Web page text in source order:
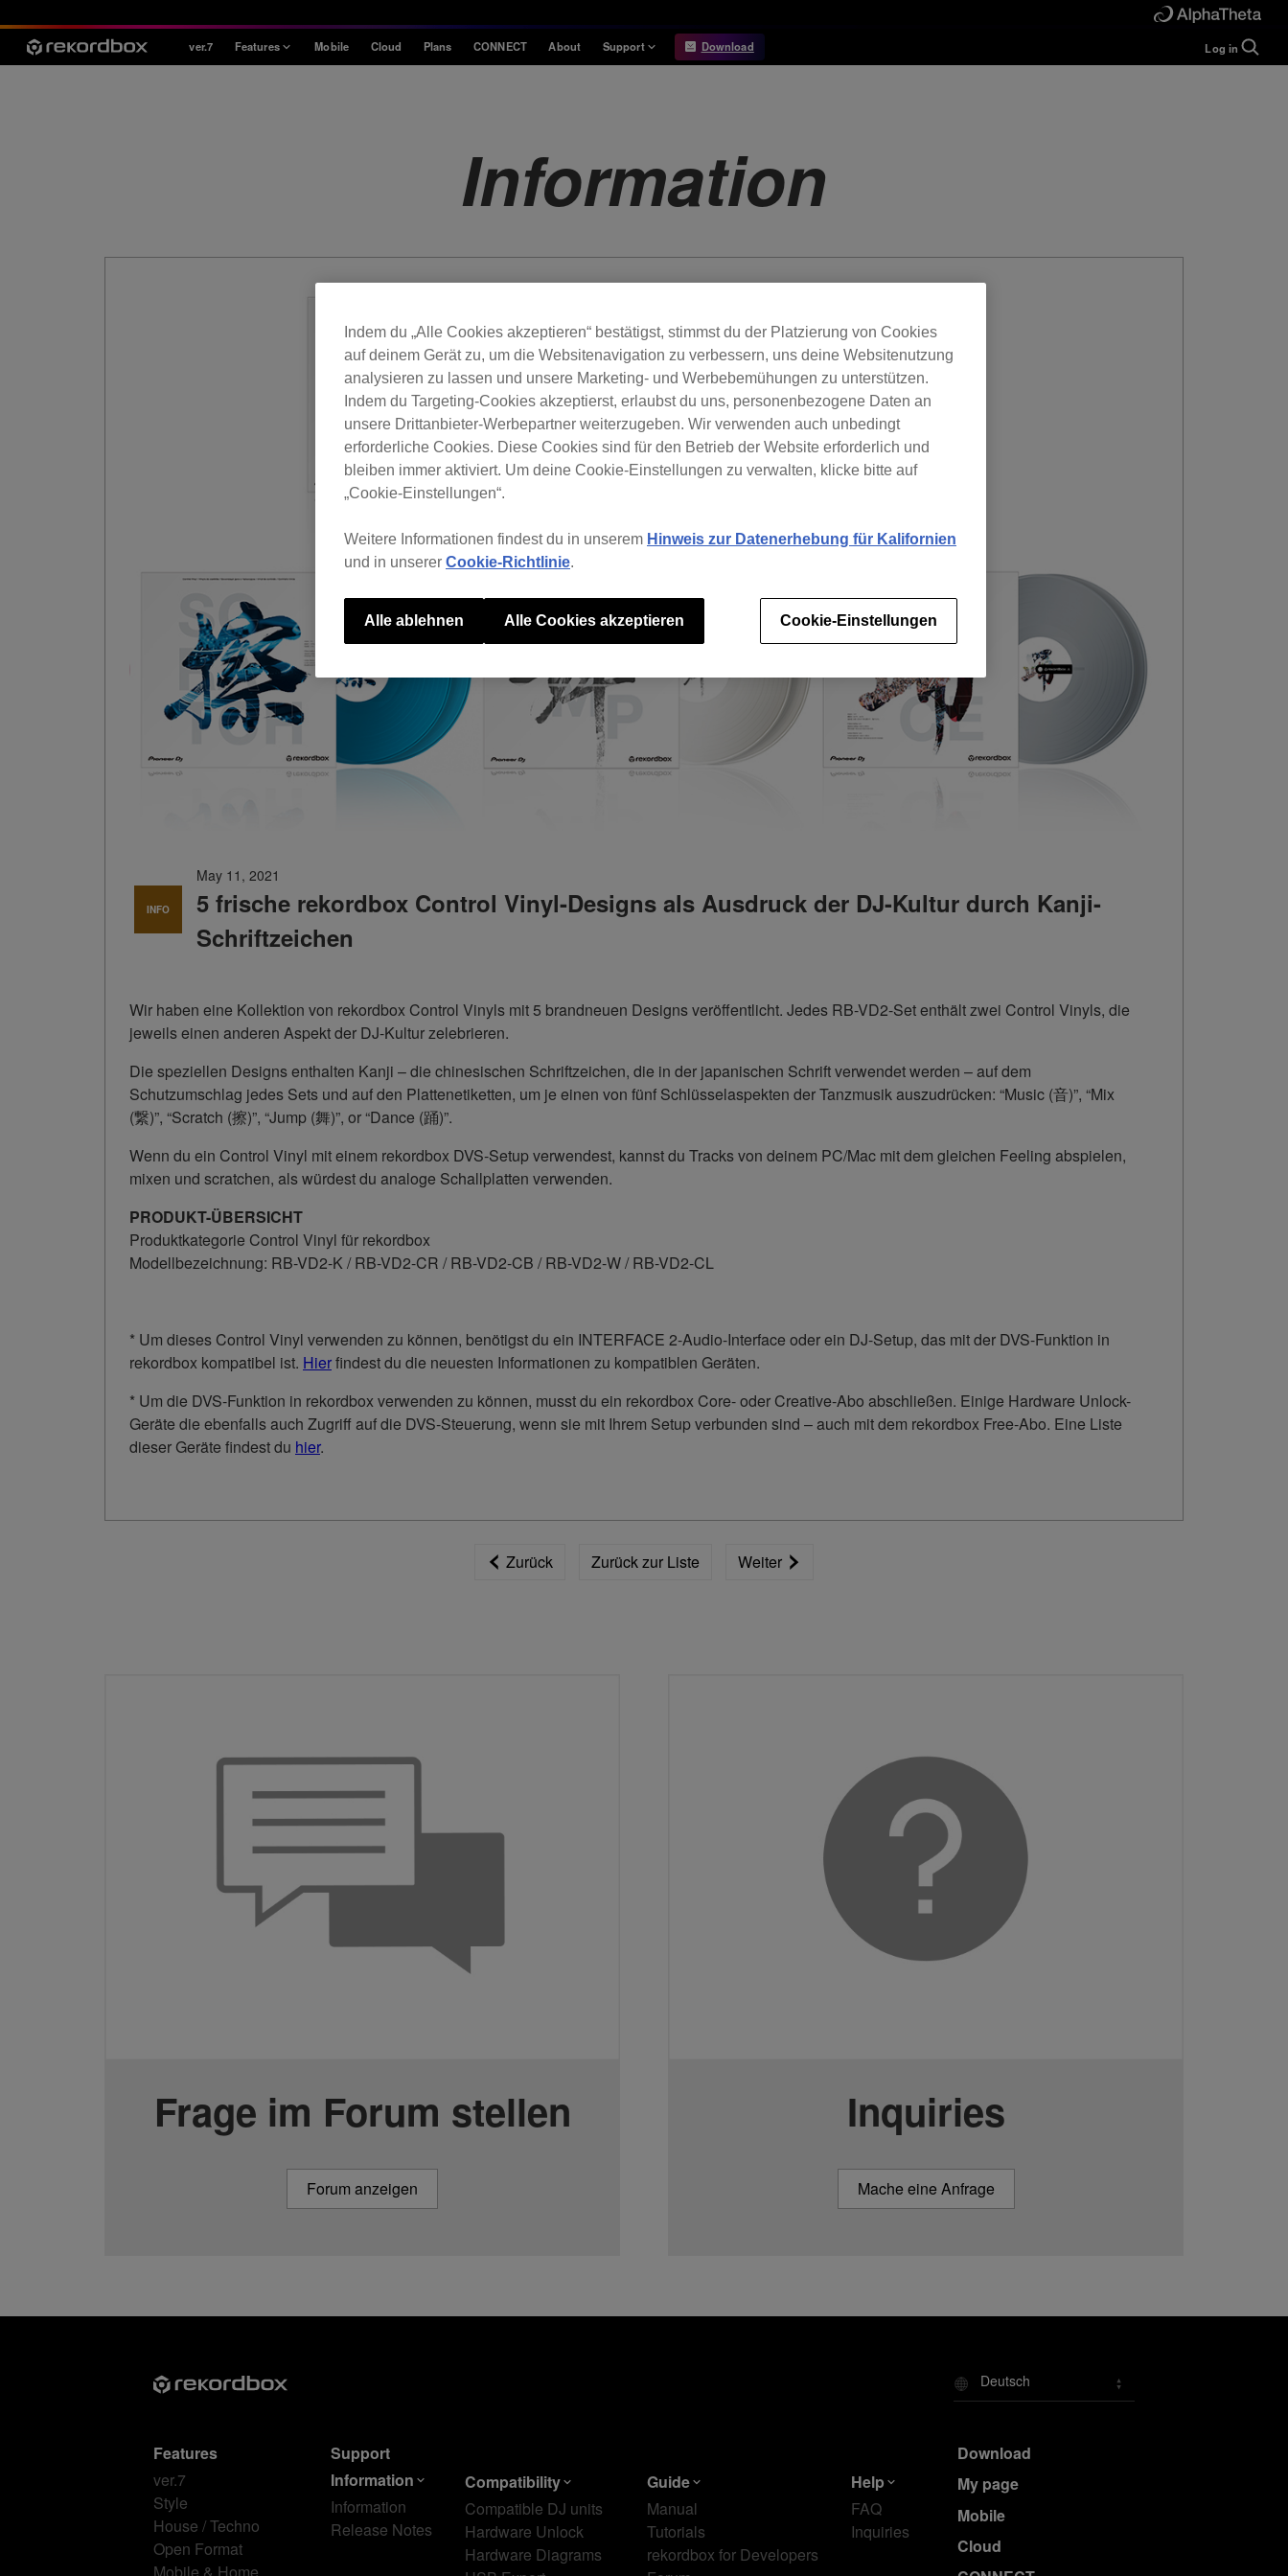
ver.7 Features Mobile Cloud Plans CONNECT About Support
Hardware Unlock
Hardware Diagrams
Requirements
Download Log in
Information
INFO
May 11, 2021
5 frische rekordbox Control Vinyl-Designs als Ausdruck der DJ-Kultur durch Kanji-
Schriftzeichen
Wir haben eine Kollektion von rekordbox Control Vinyls mit 5 brandneuen Designs veröffentlicht. Jedes RB-VD2-Set enthält zwei Control Vinyls, die
jeweils einen anderen Aspekt der DJ-Kultur zelebrieren.
Die speziellen Designs enthalten Kanji – die chinesischen Schriftzeichen, die in der japanischen Schrift verwendet werden – auf dem
Schutzumschlag jedes Sets und auf den Plattenetiketten, um je einen von fünf Schlüsselaspekten der Tanzmusik auszudrücken: “Music (音)”, “Mix
(繋)”, “Scratch (擦)”, “Jump (舞)”, or “Dance (踊)”.
Wenn du ein Control Vinyl mit einem rekordbox DVS-Setup verwendest, kannst du Tracks von deinem PC/Mac mit dem gleichen Feeling abspielen,
mixen und scratchen, als würdest du analoge Schallplatten verwenden.
PRODUKT-ÜBERSICHT
Produktkategorie Control Vinyl für rekordbox
Modellbezeichnung: RB-VD2-K / RB-VD2-CR / RB-VD2-CB / RB-VD2-W / RB-VD2-CL
* Um dieses Control Vinyl verwenden zu können, benötigst du ein INTERFACE 2-Audio-Interface oder ein DJ-Setup, das mit der DVS-Funktion in
rekordbox kompatibel ist. Hierfindest du die neuesten Informationen zu kompatiblen Geräten.
* Um die DVS-Funktion in rekordbox verwenden zu können, musst du ein rekordbox Core- oder Creative-Abo abschließen. Einige Hardware Unlock-
Geräte die ebenfalls auch Zugriff auf die DVS-Steuerung, wenn sie mit Ihrem Setup verbunden sind – auch mit dem rekordbox Free-Abo. Eine Liste
dieser Geräte findest du hier.
Zurück Zurück zur Liste Weiter
Frage im Forum stellen
Forum anzeigen
Inquiries
Mache eine Anfrage
Deutsch
Features
ver.7
Style
House / Techno
Open Format
Support
Information
Information
Release Notes
Compatibility
Compatible DJ units
Hardware Unlock
Hardware Diagrams
Guide
Manual
Tutorials
rekordbox for Developers
Help
FAQ
Inquiries
Download
My page
Mobile
Cloud
Indem du „Alle Cookies akzeptieren“ bestätigst, stimmst du der Platzierung von Cookies
auf deinem Gerät zu, um die Websitenavigation zu verbessern, uns deine Websitenutzung
analysieren zu lassen und unsere Marketing- und Werbebemühungen zu unterstützen.
Indem du Targeting-Cookies akzeptierst, erlaubst du uns, personenbezogene Daten an
unsere Drittanbieter-Werbepartner weiterzugeben. Wir verwenden auch unbedingt
erforderliche Cookies. Diese Cookies sind für den Betrieb der Website erforderlich und
bleiben immer aktiviert. Um deine Cookie-Einstellungen zu verwalten, klicke bitte auf
„Cookie-Einstellungen“.
Weitere Informationen findest du in unserem Hinweis zur Datenerhebung für Kalifornien
und in unserer Cookie-Richtlinie.
Cookie-Einstellungen
Alle ablehnen Alle Cookies akzeptieren